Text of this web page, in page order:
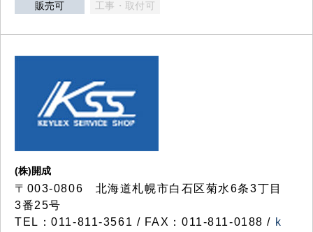
販売可 工事・取付可
(株)開成
〒003-0806 北海道札幌市白石区菊水6条3丁目
3番25号
TEL：011-811-3561 / FAX：011-811-0188 / k